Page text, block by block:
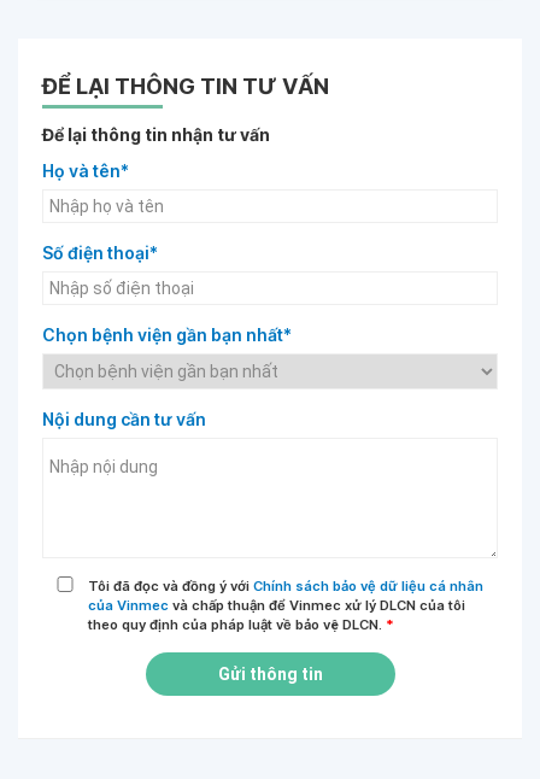
ĐỂ LẠI THÔNG TIN TƯ VẤN
Để lại thông tin nhận tư vấn
Họ và tên*
Số điện thoại*
Chọn bệnh viện gần bạn nhất*
Nội dung cần tư vấn
Tôi đã đọc và đồng ý với Chính sách bảo vệ dữ liệu cá nhân
của Vinmec và chấp thuận để Vinmec xử lý DLCN của tôi
theo quy định của pháp luật về bảo vệ DLCN. *
Gửi thông tin